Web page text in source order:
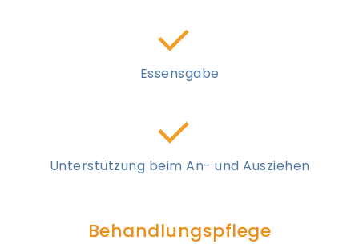
Essensgabe
Unterstützung beim An- und Ausziehen
Behandlungspflege